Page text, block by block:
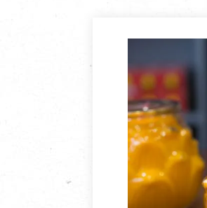
豆麥雜糧種子
乾貨/素料/植物肉
豆腐/天貝/豆製品
調味/醬料/烘焙食材